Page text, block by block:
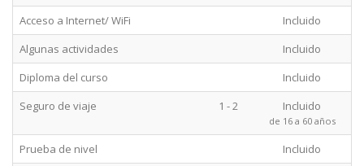
Acceso a Internet/ WiFi
Incluido
Algunas actividades
Incluido
Diploma del curso
Incluido
Seguro de viaje
1 - 2 Incluido
de 16 a 60 años
Prueba de nivel
Incluido